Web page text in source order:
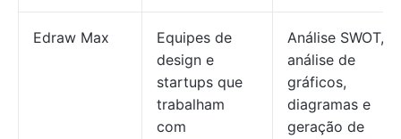
Edraw Max
Equipes de
design e
startups que
trabalham
com
Análise SWOT,
análise de
gráficos,
diagramas e
geração de